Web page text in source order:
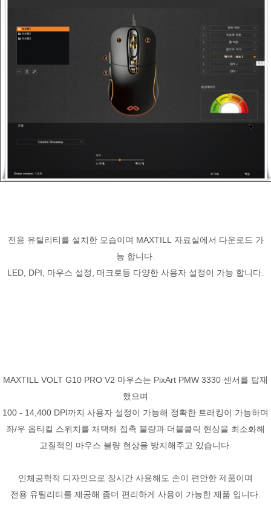
전용 유틸리티를 설치한 모습이며 MAXTILL 자료실에서 다운로드 가
능 합니다.
LED, DPI, 마우스 설정, 매크로등 다양한 사용자 설정이 가능 합니다.
MAXTILL VOLT G10 PRO V2 마우스는 PixArt PMW 3330 센서를 탑재
했으며
100 - 14,400 DPI까지 사용자 설정이 가능해 정확한 트래킹이 가능하며
좌/우 옵티컬 스위치를 채택해 접촉 불량과 더블클릭 현상을 최소화해
고질적인 마우스 불량 현상을 방지해주고 있습니다.
인체공학적 디자인으로 장시간 사용해도 손이 편안한 제품이며
전용 유틸리티를 제공해 좀더 편리하게 사용이 가능한 제품 입니다.